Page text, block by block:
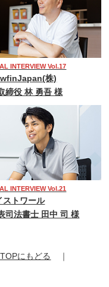
INTERVIEW Vol.17
株)
締役 林 勇吾 様
INTERVIEW Vol.21
ストワール
司法書士 田中 司 様
にもどる ｜